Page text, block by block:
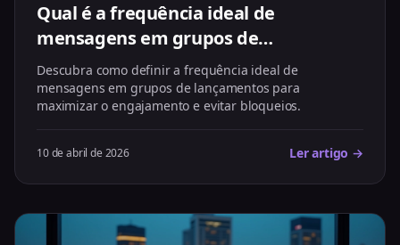
Qual é a frequência ideal de
mensagens em grupos de
lançamentos?
Descubra como definir a frequência ideal de
mensagens em grupos de lançamentos para
maximizar o engajamento e evitar bloqueios.
10 de abril de 2026 Ler artigo →